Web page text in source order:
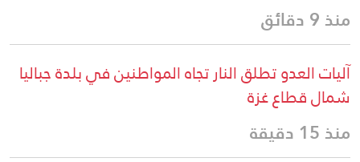
منذ 9 دقائق
آليات العدو تطلق النار تجاه المواطنين في بلدة جباليا
شمال قطاع غزة
منذ 15 دقيقة